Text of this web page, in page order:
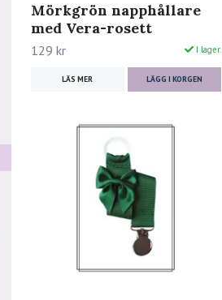
Mörkgrön napphållare
med Vera-rosett
129 kr I lager.
LÄS MER LÄGG I KORGEN